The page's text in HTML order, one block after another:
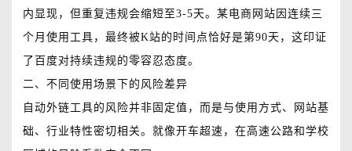
内显现，但重复违规会缩短至3-5天。某电商网站因连续三
个月使用工具，最终被K站的时间点恰好是第90天，这印证
了百度对持续违规的零容忍态度。
二、不同使用场景下的风险差异
自动外链工具的风险并非固定值，而是与使用方式、网站基
础、行业特性密切相关。就像开车超速，在高速公路和学校